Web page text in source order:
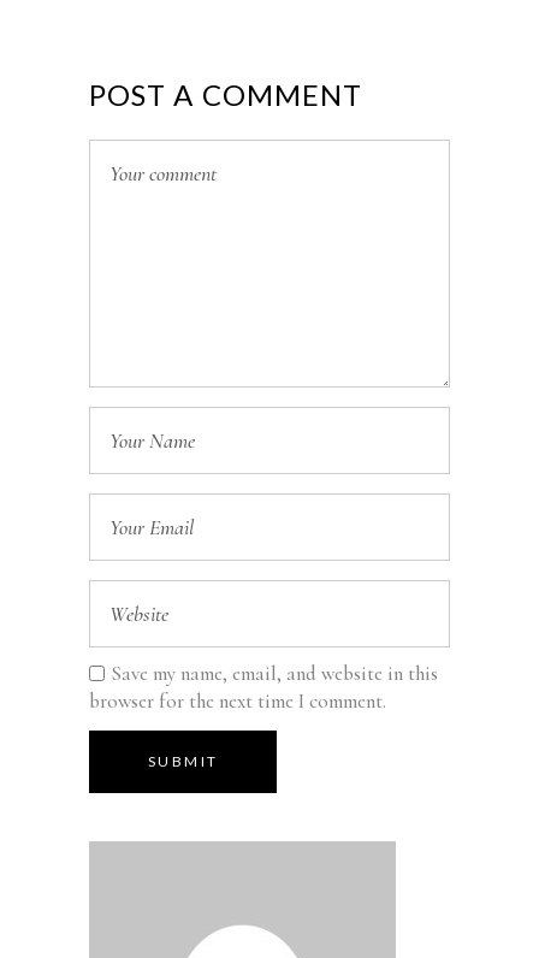
POST A COMMENT
Save my name, email, and website in this
browser for the next time I comment.
SUBMIT